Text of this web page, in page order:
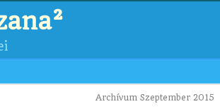
Archívum Szeptember 2015